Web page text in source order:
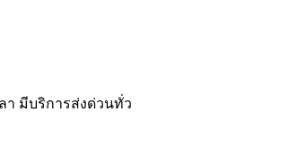
า มีบริการส่งด่วนทั่ว